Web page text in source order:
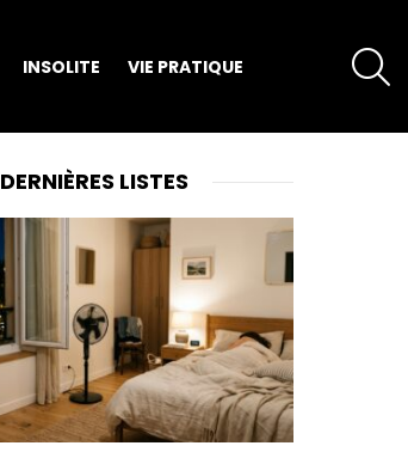
INSOLITE VIE PRATIQUE
DERNIÈRES LISTES